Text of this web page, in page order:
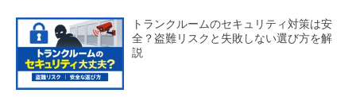
トランクルームのセキュリティ対策は安
全？盗難リスクと失敗しない選び方を解
説